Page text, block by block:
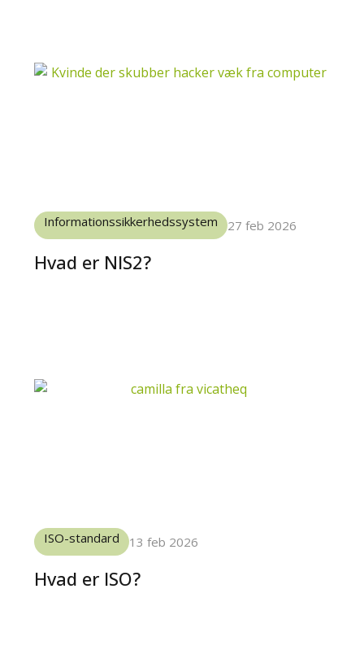
Informationssikkerhedssystem 27 feb 2026
Hvad er NIS2?
ISO-standard 13 feb 2026
Hvad er ISO?